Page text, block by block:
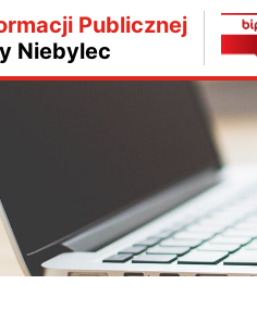
Publicznej
Niebylec